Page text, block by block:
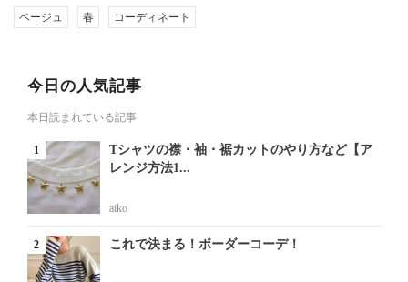
ベージュ 春 コーディネート
今日の人気記事
本日読まれている記事
Tシャツの襟・袖・裾カットのやり方など【ア
レンジ方法1...
aiko
これで決まる！ボーダーコーデ！